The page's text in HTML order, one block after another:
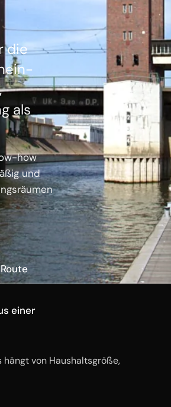
die
als
how
und
einer
von Haushaltsgröße,